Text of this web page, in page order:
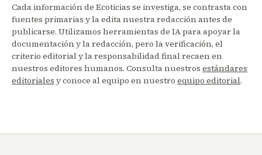
Cada información de Ecoticias se investiga, se contrasta con
fuentes primarias y la edita nuestra redacción antes de
publicarse. Utilizamos herramientas de IA para apoyar la
documentación y la redacción, pero la verificación, el
criterio editorial y la responsabilidad final recaen en
nuestros editores humanos. Consulta nuestros estándares
editoriales y conoce al equipo en nuestro equipo editorial.